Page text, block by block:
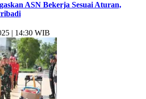
ASN Bekerja Sesuai Aturan,
| 14:30 WIB